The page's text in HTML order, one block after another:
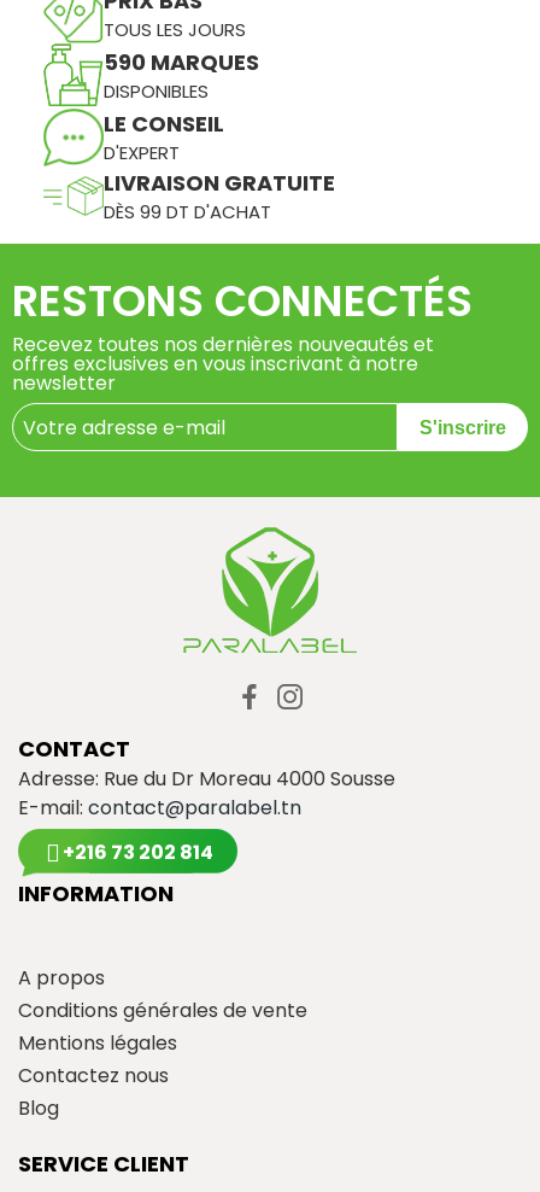
TOUS LES JOURS
590 MARQUES
DISPONIBLES
LE CONSEIL
D'EXPERT
LIVRAISON GRATUITE
DÈS 99 DT D'ACHAT
RESTONS CONNECTÉS
Recevez toutes nos dernières nouveautés et
offres exclusives en vous inscrivant à notre
newsletter
S'inscrire
CONTACT
Adresse: Rue du Dr Moreau 4000 Sousse
E-mail: contact@paralabel.tn
+216 73 202 814
INFORMATION
A propos
Conditions générales de vente
Mentions légales
Contactez nous
Blog
SERVICE CLIENT